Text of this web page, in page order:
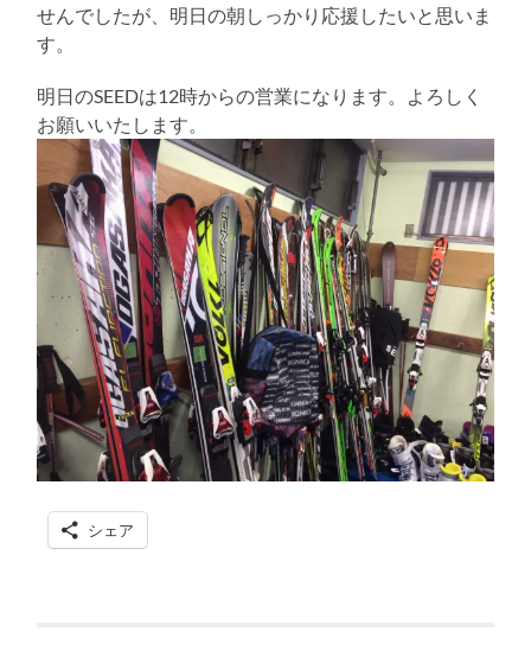
せんでしたが、明日の朝しっかり応援したいと思いま
す。
明日のSEEDは12時からの営業になります。よろしく
お願いいたします。
シェア